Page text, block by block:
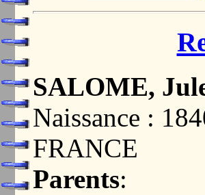
SALOME,
Naissance :
FRANCE
Parents: